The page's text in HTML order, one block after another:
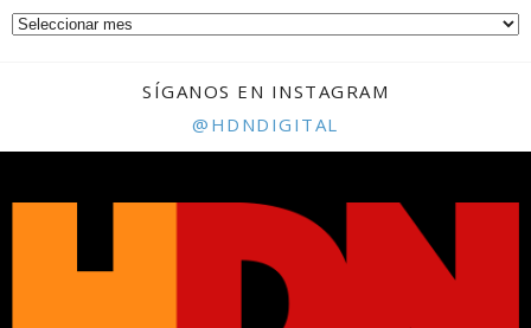
SÍGANOS EN INSTAGRAM
@HDNDIGITAL